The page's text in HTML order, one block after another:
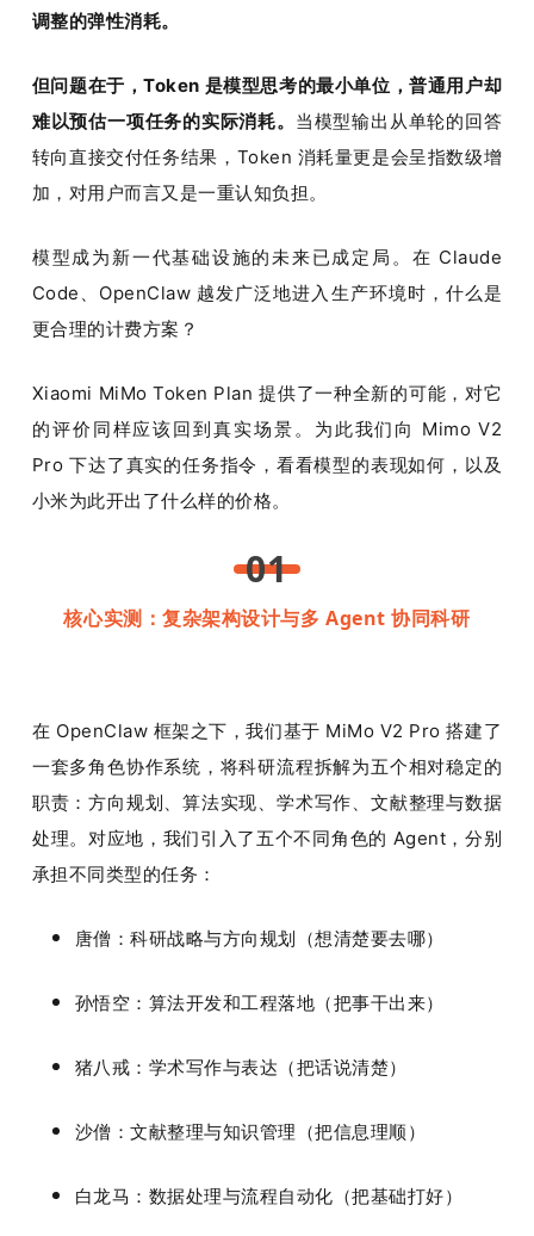
调整的弹性消耗。
但问题在于，Token 是模型思考的最小单位，普通用户却
难以预估一项任务的实际消耗。 当模型输出从单轮的回答
转向直接交付任务结果，Token 消耗量更是会呈指数级增
加，对用户而言又是一重认知负担。
模型成为新一代基础设施的未来已成定局。在 Claude
Code、OpenClaw 越发广泛地进入生产环境时，什么是
更合理的计费方案？
Xiaomi MiMo Token Plan 提供了一种全新的可能，对它
的评价同样应该回到真实场景。为此我们向 Mimo V2
Pro 下达了真实的任务指令，看看模型的表现如何，以及
小米为此开出了什么样的价格。
01
核心实测：复杂架构设计与多 Agent 协同科研
在 OpenClaw 框架之下，我们基于 MiMo V2 Pro 搭建了
一套多角色协作系统，将科研流程拆解为五个相对稳定的
职责：方向规划、算法实现、学术写作、文献整理与数据
处理。对应地，我们引入了五个不同角色的 Agent，分别
承担不同类型的任务：
唐僧：科研战略与方向规划（想清楚要去哪）
孙悟空：算法开发和工程落地（把事干出来）
猪八戒：学术写作与表达（把话说清楚）
沙僧：文献整理与知识管理（把信息理顺）
白龙马：数据处理与流程自动化（把基础打好）